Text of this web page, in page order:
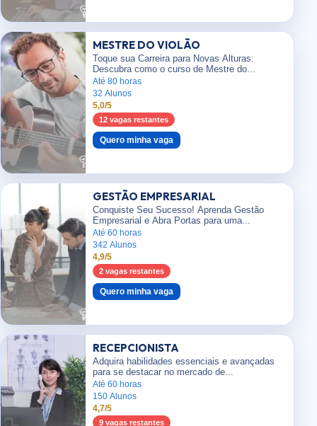
MESTRE DO VIOLÃO
Toque sua Carreira para Novas Alturas:
Descubra como o curso de Mestre do...
Até 80 horas
32 Alunos
5,0/5
12 vagas restantes
Quero minha vaga
GESTÃO EMPRESARIAL
Conquiste Seu Sucesso! Aprenda Gestão
Empresarial e Abra Portas para uma...
Até 60 horas
342 Alunos
4,9/5
2 vagas restantes
Quero minha vaga
RECEPCIONISTA
Adquira habilidades essenciais e avançadas
para se destacar no mercado de...
Até 60 horas
150 Alunos
4,7/5
9 vagas restantes